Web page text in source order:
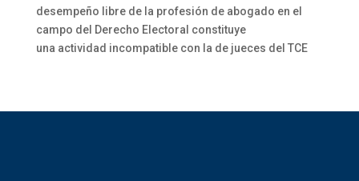
desempeño libre de la profesión de abogado en el
campo del Derecho Electoral constituye
una actividad incompatible con la de jueces del TCE